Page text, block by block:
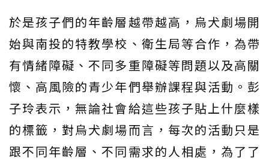
於是孩子們的年齡層越帶越高，烏犬劇場開
始與南投的特教學校、衛生局等合作，為帶
有情緒障礙、不同多重障礙等問題以及高關
懷、高風險的青少年們舉辦課程與活動。彭
子玲表示，無論社會給這些孩子貼上什麼樣
的標籤，對烏犬劇場而言，每次的活動只是
跟不同年齡層、不同需求的人相處，為了了